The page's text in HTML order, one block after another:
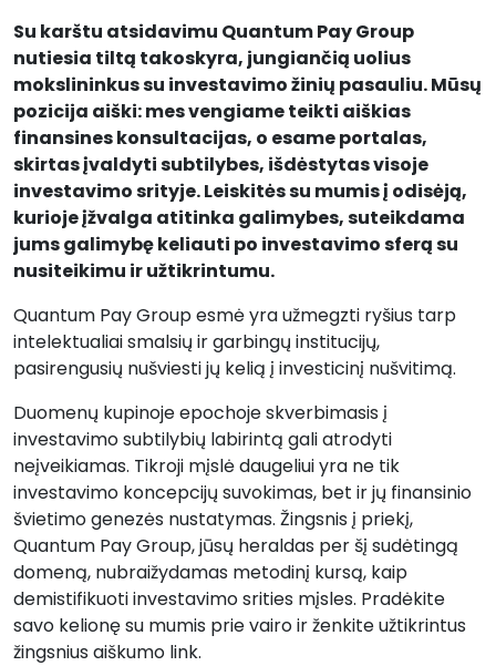
Su karštu atsidavimu Quantum Pay Group
nutiesia tiltą takoskyra, jungiančią uolius
mokslininkus su investavimo žinių pasauliu. Mūsų
pozicija aiški: mes vengiame teikti aiškias
finansines konsultacijas, o esame portalas,
skirtas įvaldyti subtilybes, išdėstytas visoje
investavimo srityje. Leiskitės su mumis į odisėją,
kurioje įžvalga atitinka galimybes, suteikdama
jums galimybę keliauti po investavimo sferą su
nusiteikimu ir užtikrintumu.
Quantum Pay Group esmė yra užmegzti ryšius tarp
intelektualiai smalsių ir garbingų institucijų,
pasirengusių nušviesti jų kelią į investicinį nušvitimą.
Duomenų kupinoje epochoje skverbimasis į
investavimo subtilybių labirintą gali atrodyti
neįveikiamas. Tikroji mįslė daugeliui yra ne tik
investavimo koncepcijų suvokimas, bet ir jų finansinio
švietimo genezės nustatymas. Žingsnis į priekį,
Quantum Pay Group, jūsų heraldas per šį sudėtingą
domeną, nubraižydamas metodinį kursą, kaip
demistifikuoti investavimo srities mįsles. Pradėkite
savo kelionę su mumis prie vairo ir ženkite užtikrintus
žingsnius aiškumo link.